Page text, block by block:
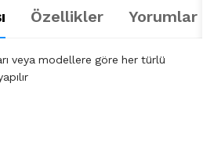
Özellikler Yorumlar
veya modellere göre her türlü